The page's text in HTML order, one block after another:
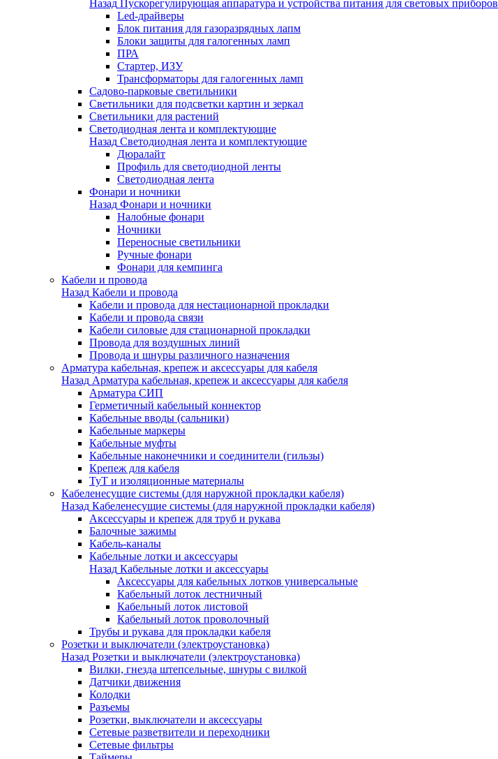
Назад Пускорегулирующая аппаратура и устройства питания для световых приборов
Led-драйверы
Блок питания для газоразрядных лапм
Блоки защиты для галогенных ламп
ПРА
Стартер, ИЗУ
Трансформаторы для галогенных ламп
Садово-парковые светильники
Светильники для подсветки картин и зеркал
Светильники для растений
Светодиодная лента и комплектующие
Назад Светодиодная лента и комплектующие
Дюралайт
Профиль для светодиодной ленты
Светодиодная лента
Фонари и ночники
Назад Фонари и ночники
Налобные фонари
Ночники
Переносные светильники
Ручные фонари
Фонари для кемпинга
Кабели и провода
Назад Кабели и провода
Кабели и провода для нестационарной прокладки
Кабели и провода связи
Кабели силовые для стационарной прокладки
Провода для воздушных линий
Провода и шнуры различного назначения
Арматура кабельная, крепеж и аксессуары для кабеля
Назад Арматура кабельная, крепеж и аксессуары для кабеля
Арматура СИП
Герметичный кабельный коннектор
Кабельные вводы (сальники)
Кабельные маркеры
Кабельные муфты
Кабельные наконечники и соединители (гильзы)
Крепеж для кабеля
ТуТ и изоляционные материалы
Кабеленесущие системы (для наружной прокладки кабеля)
Назад Кабеленесущие системы (для наружной прокладки кабеля)
Аксессуары и крепеж для труб и рукава
Балочные зажимы
Кабель-каналы
Кабельные лотки и аксессуары
Назад Кабельные лотки и аксессуары
Аксессуары для кабельных лотков универсальные
Кабельный лоток лестничный
Кабельный лоток листовой
Кабельный лоток проволочный
Трубы и рукава для прокладки кабеля
Розетки и выключатели (электроустановка)
Назад Розетки и выключатели (электроустановка)
Вилки, гнезда штепсельные, шнуры с вилкой
Датчики движения
Колодки
Разъемы
Розетки, выключатели и аксессуары
Сетевые разветвители и переходники
Сетевые фильтры